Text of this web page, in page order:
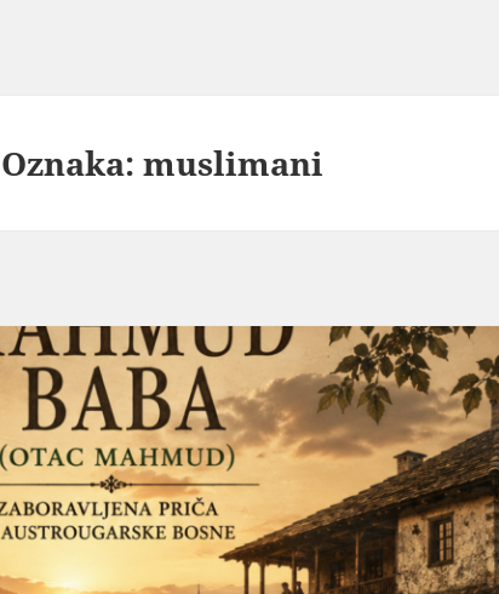
Oznaka:muslimani